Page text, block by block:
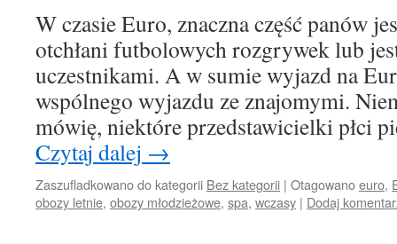
W czasie Euro, znaczna część panów
otchłani futbolowych rozgrywek lub
uczestnikami. A w sumie wyjazd na
wspólnego wyjazdu ze znajomymi.
mówię, niektóre przedstawicielki płci
Czytaj dalej →
Zaszufladkowano do kategorii Bez kategorii | Otagowanoeuro,
obozy letnie, obozy młodzieżowe, spa, wczasy | Dodaj